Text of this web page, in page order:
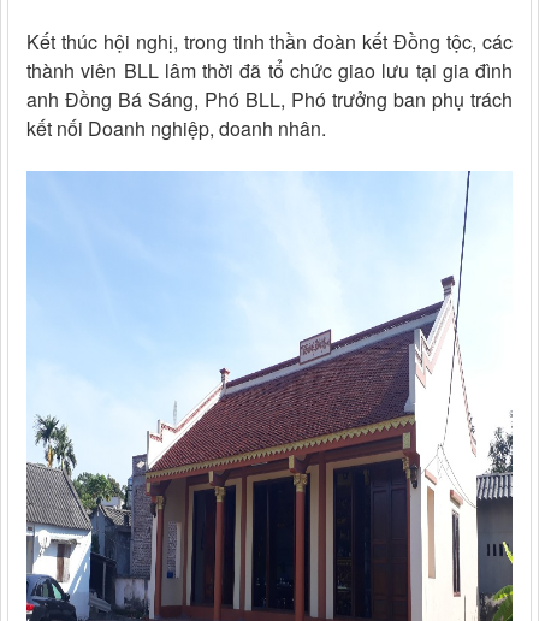
Kết thúc hội nghị, trong tinh thần đoàn kết Đồng tộc, các
thành viên BLL lâm thời đã tổ chức giao lưu tại gia đình
anh Đồng Bá Sáng, Phó BLL, Phó trưởng ban phụ trách
kết nối Doanh nghiệp, doanh nhân.